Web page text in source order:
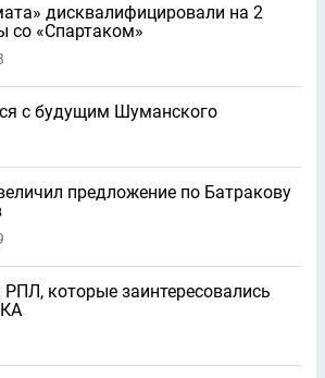
дисквалифицировали на 2
со «Спартаком»
с будущим Шуманского
предложение по Батракову
которые заинтересовались